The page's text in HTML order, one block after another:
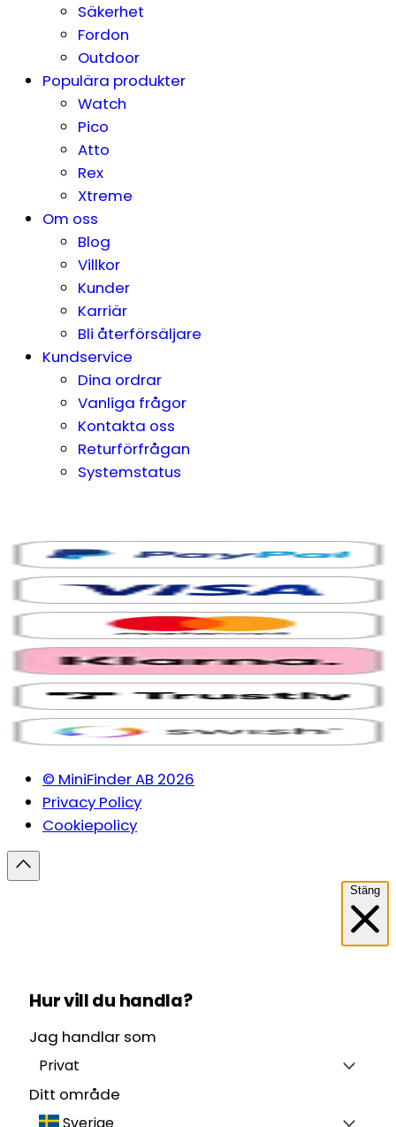
Säkerhet
Fordon
Outdoor
Populära produkter
Watch
Pico
Atto
Rex
Xtreme
Om oss
Blog
Villkor
Kunder
Karriär
Bli återförsäljare
Kundservice
Dina ordrar
Vanliga frågor
Kontakta oss
Returförfrågan
Systemstatus
© MiniFinder AB 2026
Privacy Policy
Cookiepolicy
Stäng
Hur vill du handla?
Jag handlar som
Privat
Ditt område